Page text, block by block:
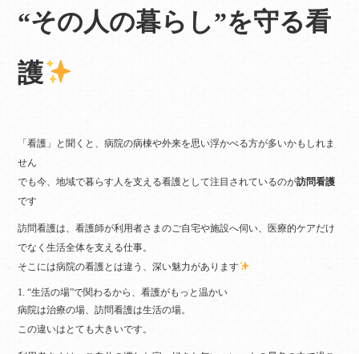
“その人の暮らし”を守る看
護
「看護」と聞くと、病院の病棟や外来を思い浮かべる方が多いかもしれま
せん
でも今、地域で暮らす人を支える看護として注目されているのが訪問看護
です
訪問看護は、看護師が利用者さまのご自宅や施設へ伺い、医療的ケアだけ
でなく生活全体を支える仕事。
そこには病院の看護とは違う、深い魅力があります
1. “生活の場”で関わるから、看護がもっと温かい
病院は治療の場、訪問看護は生活の場。
この違いはとても大きいです。